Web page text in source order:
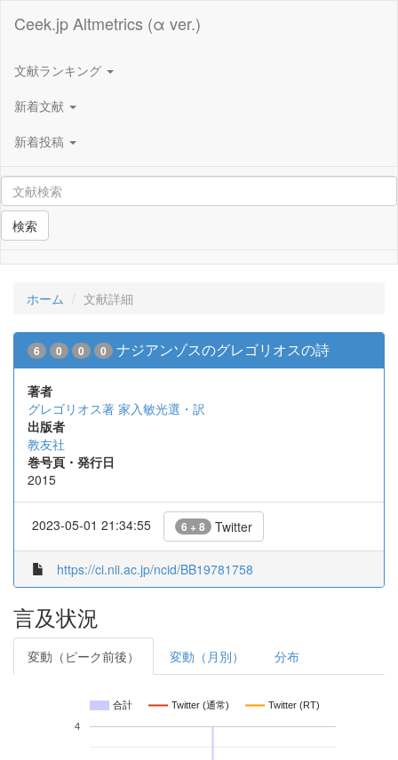
Ceek.jp Altmetrics (α ver.)
文献ランキング
新着文献
新着投稿
検索
ホーム 文献詳細
6 0 0 0 ナジアンゾスのグレゴリオスの詩
著者
グレゴリオス著 家入敏光選・訳
出版者
教友社
巻号頁・発行日
2015
2023-05-01 21:34:55 6 + 8 Twitter
https://ci.nii.ac.jp/ncid/BB19781758
言及状況
変動（ピーク前後） 変動（月別） 分布
合計 Twitter (通常) Twitter (RT)
4